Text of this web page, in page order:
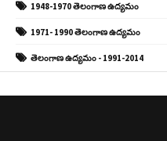
1948-1970 తెలంగాణ ఉద్యమం
1971- 1990 తెలంగాణ ఉద్యమం
తెలంగాణ ఉద్యమం - 1991-2014